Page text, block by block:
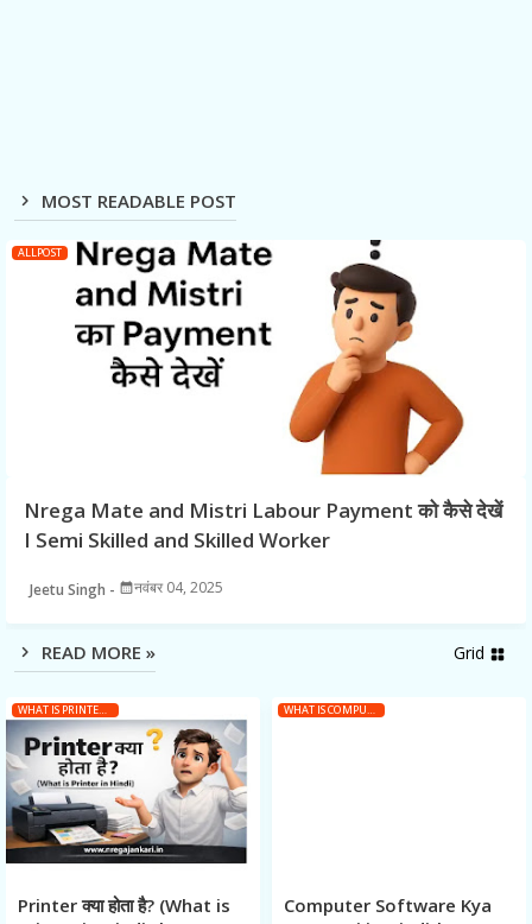
MOST READABLE POST
ALLPOST
Nrega Mate and Mistri Labour Payment को कैसे देखें
I Semi Skilled and Skilled Worker
Jeetu Singh नवंबर 04, 2025
READ MORE » Grid grid_view
WHAT IS PRINTER IN HINDI
Printer क्या होता है? (What is
WHAT IS COMPUTER SOFTWARE IN HINDI
Computer Software Kya